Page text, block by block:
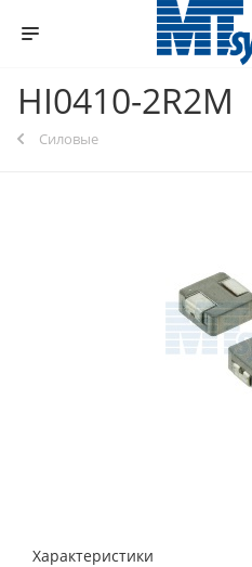
HI0410-2R2M
Силовые
Характеристики